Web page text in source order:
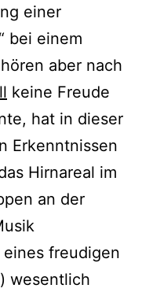
einer
bei einem
aber nach
keine Freude
hat in dieser
Erkenntnissen
Hirnareal im
an der
freudigen
wesentlich